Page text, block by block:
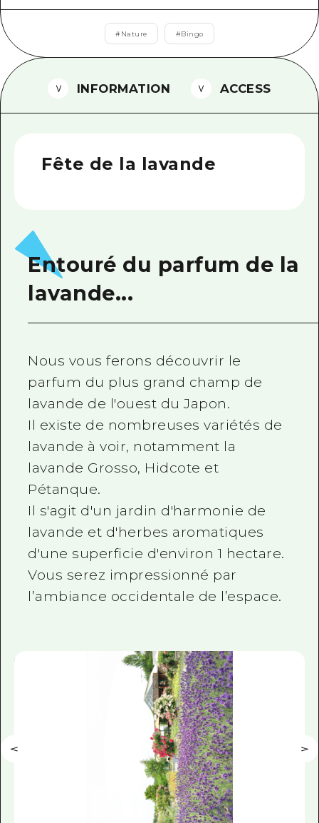
Guide bénévole
Brochure touristique
# Nature #Bingo
INFORMATION ACCESS
Fête de la lavande
Entouré du parfum de la
lavande...
Nous vous ferons découvrir le
parfum du plus grand champ de
lavande de l'ouest du Japon.
Il existe de nombreuses variétés de
lavande à voir, notamment la
lavande Grosso, Hidcote et
Pétanque.
Il s'agit d'un jardin d'harmonie de
lavande et d'herbes aromatiques
d'une superficie d'environ 1 hectare.
Vous serez impressionné par
l’ambiance occidentale de l’espace.